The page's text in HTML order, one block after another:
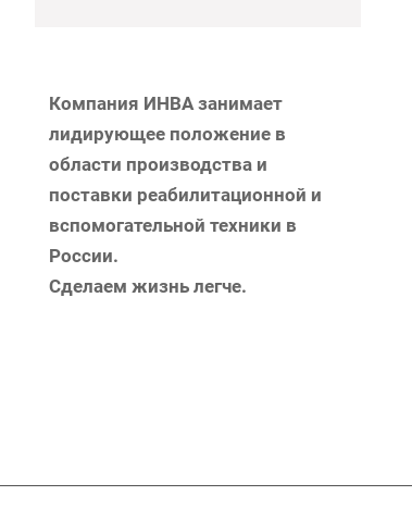
Компания ИНВА занимает
лидирующее положение в
области производства и
поставки реабилитационной и
вспомогательной техники в
России.
Сделаем жизнь легче.